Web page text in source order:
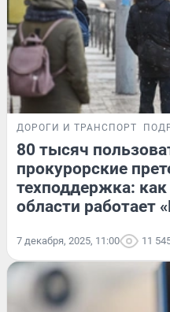
ДОРОГИ И ТРАНСПОРТ
80 тысяч
прокурорские
техподдержка:
области работает
7 декабря, 2025, 11:00 11